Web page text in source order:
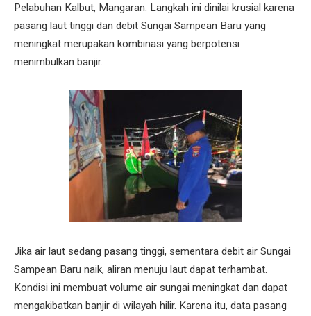
Pelabuhan Kalbut, Mangaran. Langkah ini dinilai krusial karena
pasang laut tinggi dan debit Sungai Sampean Baru yang
meningkat merupakan kombinasi yang berpotensi
menimbulkan banjir.
Jika air laut sedang pasang tinggi, sementara debit air Sungai
Sampean Baru naik, aliran menuju laut dapat terhambat.
Kondisi ini membuat volume air sungai meningkat dan dapat
mengakibatkan banjir di wilayah hilir. Karena itu, data pasang